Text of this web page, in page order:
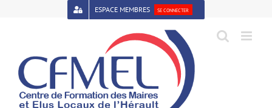
Open toolbar
ESPACE MEMBRES SE CONNECTER